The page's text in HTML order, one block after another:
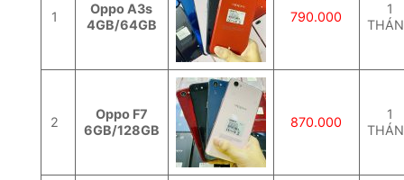
1
Oppo A3s
4GB/64GB
790.000
1
2
Oppo F7
6GB/128GB
870.000
1